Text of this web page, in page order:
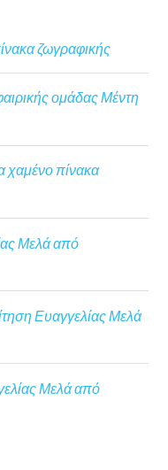
ζωγραφικής
ομάδας Μέντη
χαμένο πίνακα
Μελά από
Ευαγγελίας Μελά
Μελά από